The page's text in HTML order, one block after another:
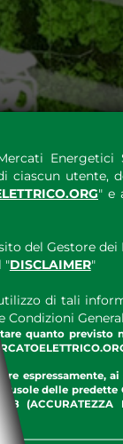
Energetici
ciascun utente,
" e
del Gestore
"DISCLAIMER"
di tali
quanto previsto
espressamente,
delle predette
8